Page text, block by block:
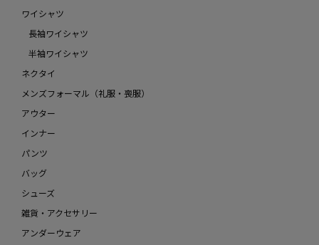
ワイシャツ
長袖ワイシャツ
半袖ワイシャツ
ネクタイ
メンズフォーマル（礼服・喪服）
アウター
インナー
パンツ
バッグ
シューズ
雑貨・アクセサリー
アンダーウェア